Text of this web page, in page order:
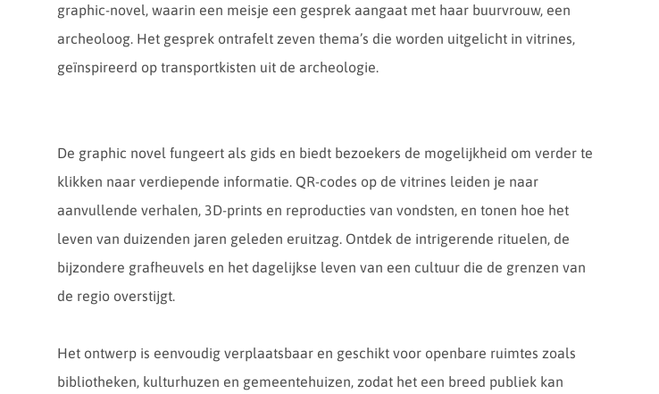
graphic-novel, waarin een meisje een gesprek aangaat met haar buurvrouw, een
archeoloog. Het gesprek ontrafelt zeven thema’s die worden uitgelicht in vitrines,
geïnspireerd op transportkisten uit de archeologie.
De graphic novel fungeert als gids en biedt bezoekers de mogelijkheid om verder te
klikken naar verdiepende informatie. QR-codes op de vitrines leiden je naar
aanvullende verhalen, 3D-prints en reproducties van vondsten, en tonen hoe het
leven van duizenden jaren geleden eruitzag. Ontdek de intrigerende rituelen, de
bijzondere grafheuvels en het dagelijkse leven van een cultuur die de grenzen van
de regio overstijgt.
Het ontwerp is eenvoudig verplaatsbaar en geschikt voor openbare ruimtes zoals
bibliotheken, kulturhuzen en gemeentehuizen, zodat het een breed publiek kan